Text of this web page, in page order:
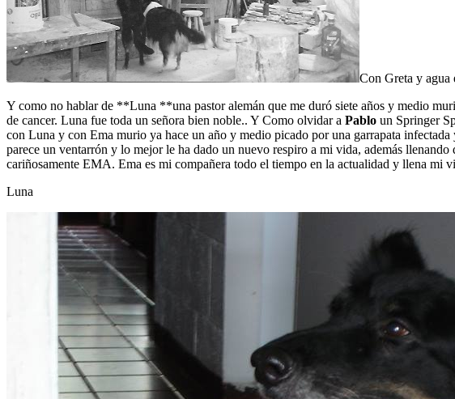
Con Greta y agua
Y como no hablar de **Luna **una pastor alemán que me duró siete años y medio
de cancer. Luna fue toda un señora bien noble.. Y Como olvidar a Pablo un Springer
con Luna y con Ema murio ya hace un año y medio picado por una garrapata
parece un ventarrón y lo mejor le ha dado un nuevo respiro a mi vida, además
cariñosamente EMA. Ema es mi compañera todo el tiempo en la actualidad y llena mi
Luna